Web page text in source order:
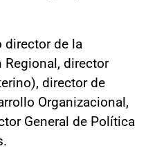
director de la
director
director de
Organizacional,
General de Política